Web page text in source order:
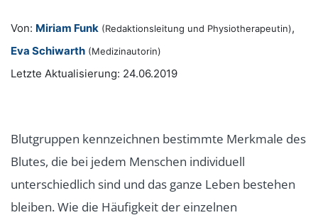
Von: Miriam Funk (Redaktionsleitung und Physiotherapeutin),
Eva Schiwarth (Medizinautorin)
Letzte Aktualisierung: 24.06.2019
Blutgruppen kennzeichnen bestimmte Merkmale des
Blutes, die bei jedem Menschen individuell
unterschiedlich sind und das ganze Leben bestehen
bleiben. Wie die Häufigkeit der einzelnen